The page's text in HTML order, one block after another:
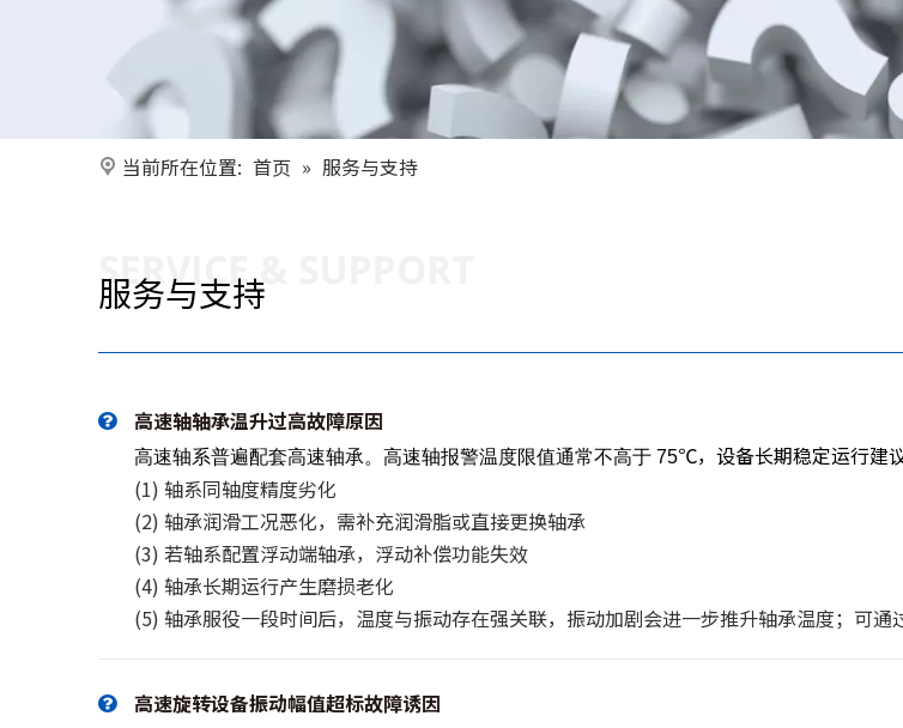
当前所在位置: 首页 » 服务与支持
服务与支持
高速轴轴承温升过高故障原因
高速轴系普遍配套高速轴承。高速轴报警温度限值通常不高于 75℃，设备长期稳定运行建
(1) 轴系同轴度精度劣化
(2) 轴承润滑工况恶化，需补充润滑脂或直接更换轴承
(3) 若轴系配置浮动端轴承，浮动补偿功能失效
(4) 轴承长期运行产生磨损老化
(5) 轴承服役一段时间后，温度与振动存在强关联，振动加剧会进一步推升轴承温度；可通
高速旋转设备振动幅值超标故障诱因